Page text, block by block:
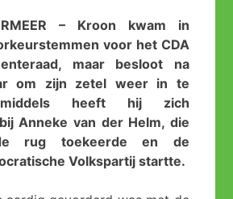
– Kroon kwam in
voor het CDA
maar besloot na
om zijn zetel weer in te
heeft hij zich
Anneke van der Helm, die
rug toekeerde en de
Volkspartij startte.